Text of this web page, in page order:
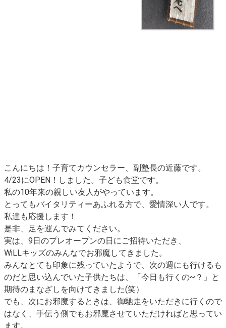
こんにちは！子育てカウンセラー、副塾長の近藤です。
4/23にOPEN！しました。子ども食堂です。
私の10年来の親しい友人がやっています。
とってもバイタリティーあふれる方で、愛情深い人です。
私達も応援します！
是非、足を運んでみてください。
実は、9日のプレオープンの日にご招待いただき、
WiLLキッズのみんなでお邪魔してきました。
みんなとても印象に残っていたようで、次の週にも行けるも
のだと思い込んでいた子供たちは、「今日も行くの~？」と
期待のまなざしを向けてきました(笑）
でも、次にお邪魔するときは、御馳走をいただきに行くので
はなく、手伝う側でもお邪魔させていただければと思ってい
ます。